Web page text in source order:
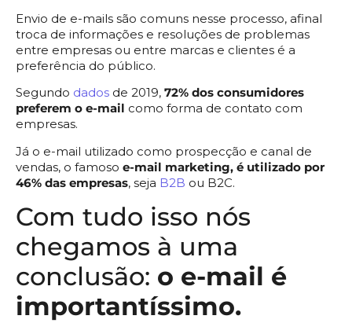
Envio de e-mails são comuns nesse processo, afinal
troca de informações e resoluções de problemas
entre empresas ou entre marcas e clientes é a
preferência do público.
Segundo dados de 2019, 72% dos consumidores
preferem o e-mail como forma de contato com
empresas.
Já o e-mail utilizado como prospecção e canal de
vendas, o famoso e-mail marketing, é utilizado por
46% das empresas, seja B2B ou B2C.
Com tudo isso nós
chegamos à uma
conclusão: o e-mail é
importantíssimo.